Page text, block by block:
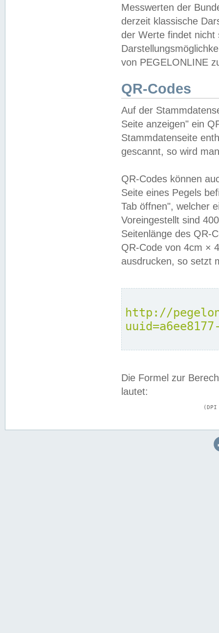
Messwerten der
derzeit klassische
der Werte findet
von PEGELONLINE
QR-Codes
Auf der
Seite anzeigen" ein
Stammdatenseite
gescannt, so wird
QR-Codes können
Seite eines Pegels
Tab öffnen", welcher
Voreingestellt sind
Seitenlänge des QR-
QR-Code von 4cm ×
ausdrucken, so setzt
http://
Die Formel zur
lautet: